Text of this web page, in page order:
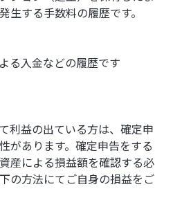
生する手数料の履歴です。
る入金などの履歴です
利益の出ている方は、確定申
があります。確定申告をする
産による損益額を確認する必
の方法にてご自身の損益をご